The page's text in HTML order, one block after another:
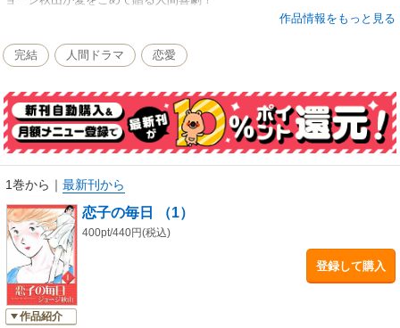
作品情報をもっと見る
完結 人間ドラマ 恋愛
1巻から ｜ 最新刊から
作品紹介
恋子の毎日 （1）
400pt/440円(税込)
登録して購入